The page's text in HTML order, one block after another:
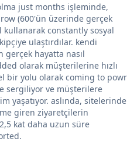
just months işleminde,
(600'ün üzerinde gerçek
kullanarak constantly sosyal
ulaştırdılar. kendi
hayatta nasıl
olarak müşterilerine hızlı
bir yolu olarak coming to powr
sergiliyor ve müşterilere
yaşatıyor. aslında, sitelerinde
giren ziyaretçilerin
kat daha uzun süre